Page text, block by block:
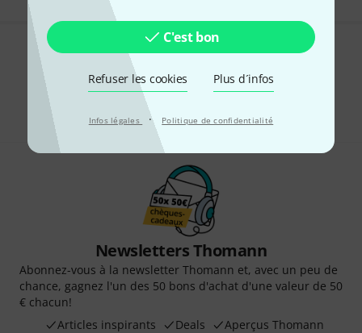
C'est bon
Refuser les cookies Plus d´infos
Infos légales · Politique de confidentialité
Aimez-vous ce que vous voyez ?
Partager Aide et commentaires
Newsletters Thomann
Abonnez-vous à la newsletter Thomann et, avec un peu de
chance, gagnez l'un des 50 bons d'achat d'une valeur de 50
€ chacun!
Articles inspirants
Deals Aperçus Thomann